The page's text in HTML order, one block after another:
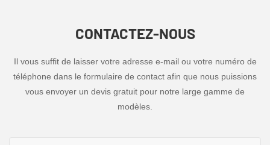
CONTACTEZ-NOUS
Il vous suffit de laisser votre adresse e-mail ou votre numéro de
téléphone dans le formulaire de contact afin que nous puissions
vous envoyer un devis gratuit pour notre large gamme de
modèles.